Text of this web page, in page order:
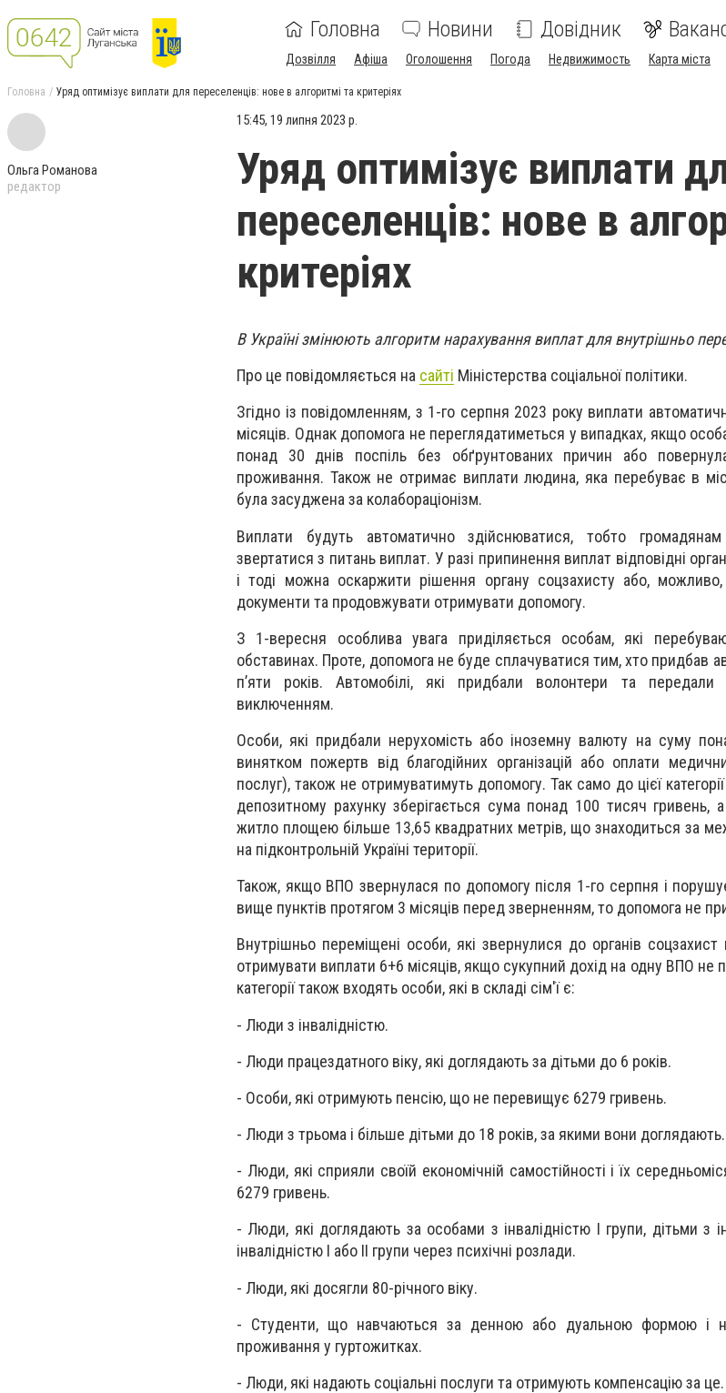
Головна Новини Довідник
Дозвілля Афіша Оголошення Погода Недвижимость Карта міста
Головна Уряд оптимізує виплати для переселенців: нове в алгоритмі та критеріях
Ольга Романова
редактор
15:45, 19 липня 2023 р.
Уряд оптимізує виплати
переселенців: нове в
критеріях
В Україні змінюють алгоритм нарахування виплат для внутрішньо
Про це повідомляється на сайті Міністерства соціальної політики.
Згідно із повідомленням, з 1-го серпня 2023 року виплати
місяців. Однак допомога не переглядатиметься у випадках, якщо
понад 30 днів поспіль без обґрунтованих причин або
проживання. Також не отримає виплати людина, яка перебуває в
була засуджена за колабораціонізм.
Виплати будуть автоматично здійснюватися, тобто
звертатися з питань виплат. У разі припинення виплат відповідні
і тоді можна оскаржити рішення органу соцзахисту або, можливо,
документи та продовжувати отримувати допомогу.
З 1-вересня особлива увага приділяється особам, які
обставинах. Проте, допомога не буде сплачуватися тим, хто придбав
п’яти років. Автомобілі, які придбали волонтери та
виключенням.
Особи, які придбали нерухомість або іноземну валюту на суму
винятком пожертв від благодійних організацій або оплати
послуг), також не отримуватимуть допомогу. Так само до цієї
депозитному рахунку зберігається сума понад 100 тисяч гривень,
житло площею більше 13,65 квадратних метрів, що знаходиться за
на підконтрольній Україні території.
Також, якщо ВПО звернулася по допомогу після 1-го серпня і
вище пунктів протягом 3 місяців перед зверненням, то допомога не
Внутрішньо переміщені особи, які звернулися до органів
отримувати виплати 6+6 місяців, якщо сукупний дохід на одну ВПО не
категорії також входять особи, які в складі сім'ї є:
- Люди з інвалідністю.
- Люди працездатного віку, які доглядають за дітьми до 6 років.
- Особи, які отримують пенсію, що не перевищує 6279 гривень.
- Люди з трьома і більше дітьми до 18 років, за якими вони доглядають.
- Люди, які сприяли своїй економічній самостійності і їх
6279 гривень.
- Люди, які доглядають за особами з інвалідністю I групи, дітьми з
інвалідністю I або II групи через психічні розлади.
- Люди, які досягли 80-річного віку.
- Студенти, що навчаються за денною або дуальною формою і не
проживання у гуртожитках.
- Люди, які надають соціальні послуги та отримують компенсацію за це.